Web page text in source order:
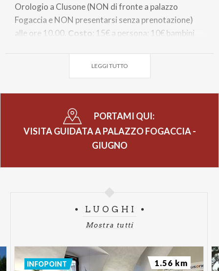
Orologio a Clusone (NON di fronte a palazzo
Fogaccia e NON presentarsi senza prenotazione)
alle ore 10.00. Costo: 15€ a persona; 10€ bambini
LEGGI TUTTO
PORTAMI QUI:
VISITA GUIDATA A PALAZZO FOGACCIA -
GIUGNO
LUOGHI
Mostra tutti
INFOPOINT 1.56 km